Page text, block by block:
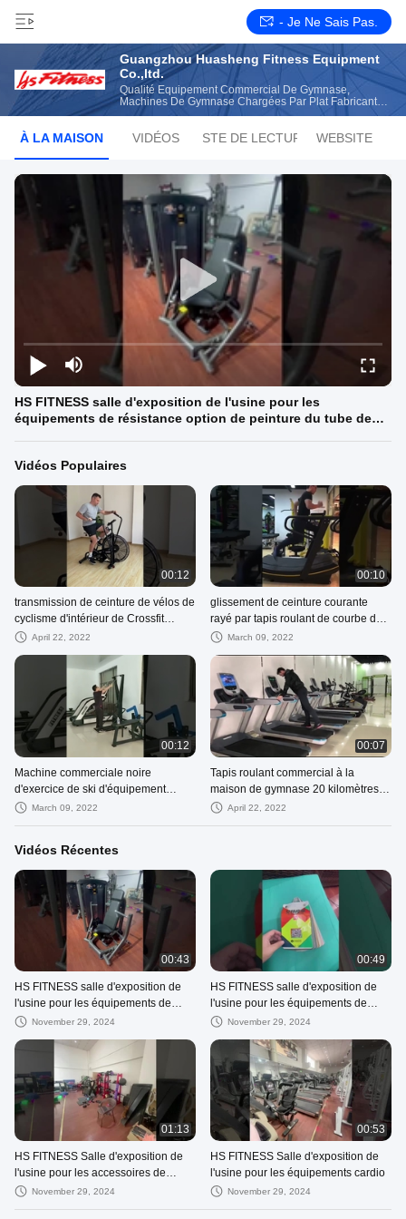
- Je Ne Sais Pas.
Guangzhou Huasheng Fitness Equipment
Co.,ltd.
Qualité Équipement Commercial De Gymnase,
Machines De Gymnase Chargées Par Plat Fabricant
Chinois
À LA MAISON VIDÉOS LISTE DE LECTURE WEBSITE
HS FITNESS salle d'exposition de l'usine pour les
équipements de résistance option de peinture du tube de
Vidéos Populaires
00:12
transmission de ceinture de vélos de
cyclisme d'intérieur de Crossfit
d'équipement de gymnase de
April 22, 2022
00:10
glissement de ceinture courante
rayé par tapis roulant de courbe de
Woodway de forme physique 3g
March 09, 2022
00:12
Machine commerciale noire
d'exercice de ski d'équipement
d'exercice de forme physique
March 09, 2022
00:07
Tapis roulant commercial à la
maison de gymnase 20 kilomètres H
220V 0-15% puissance de moteur
April 22, 2022
Vidéos Récentes
00:43
HS FITNESS salle d'exposition de
l'usine pour les équipements de
résistance option de peinture du
November 29, 2024
00:49
HS FITNESS salle d'exposition de
l'usine pour les équipements de
force coussin de peau de couleur
November 29, 2024
01:13
HS FITNESS Salle d'exposition de
l'usine pour les accessoires de
fitnessNovember 29, 2024
00:53
HS FITNESS Salle d'exposition de
l'usine pour les équipements cardio
November 29, 2024